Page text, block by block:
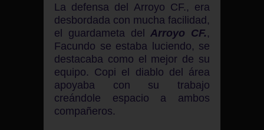
La defensa del Arroyo CF., era
desbordada con mucha facilidad,
el guardameta delArroyo CF. ,
Facundo se estaba luciendo, se
destacaba como el mejor de su
equipo. Copi el diablo del área
apoyaba con su trabajo
creándole espacio a ambos
compañeros.